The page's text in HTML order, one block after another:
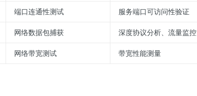
端口连通性测试 服务端口可访问性验证
网络数据包捕获 深度协议分析、流量监控
网络带宽测试 带宽性能测量